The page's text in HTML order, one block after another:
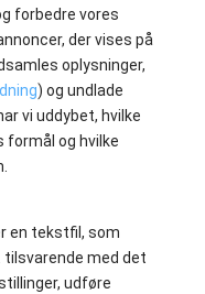
forbedre vores
der vises på
oplysninger,
) og undlade
vi uddybet, hvilke
formål og hvilke
en tekstfil, som
tilsvarende med det
udføre